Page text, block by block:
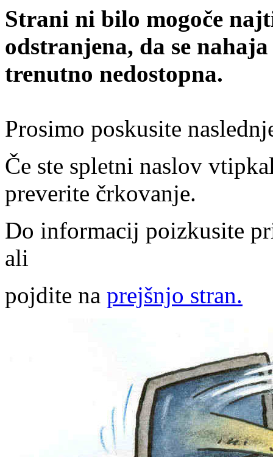
Strani ni bilo mogoče
odstranjena, da se
trenutno nedostopna.
Prosimo poskusite
Če ste spletni naslov
preverite črkovanje.
Do informacij poizkusite
ali
pojdite na prejšnjo stran.